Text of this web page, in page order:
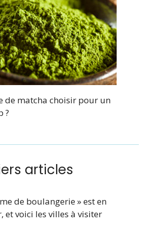
de matcha choisir pour un
?
articles
de boulangerie » est en
et voici les villes à visiter